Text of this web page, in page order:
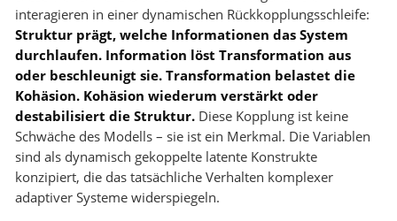
interagieren in einer dynamischen Rückkopplungsschleife:
Struktur prägt, welche Informationen das System
durchlaufen. Information löst Transformation aus
oder beschleunigt sie. Transformation belastet die
Kohäsion. Kohäsion wiederum verstärkt oder
destabilisiert die Struktur.Diese Kopplung ist keine
Schwäche des Modells – sie ist ein Merkmal. Die Variablen
sind als dynamisch gekoppelte latente Konstrukte
konzipiert, die das tatsächliche Verhalten komplexer
adaptiver Systeme widerspiegeln.